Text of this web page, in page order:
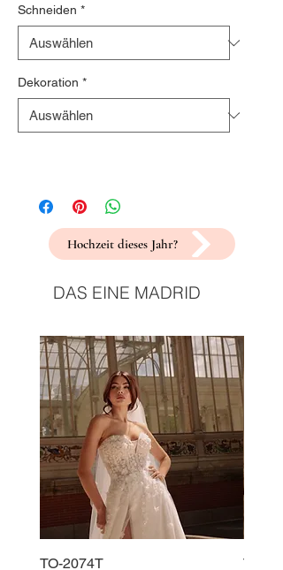
Schneiden *
Dekoration *
Hochzeit dieses Jahr?
DAS EINE MADRID
TO-2074T TO-